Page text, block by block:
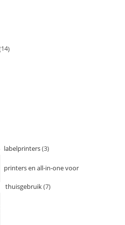
14
labelprinters 3
printers en all-in-one voor
thuisgebruik 7